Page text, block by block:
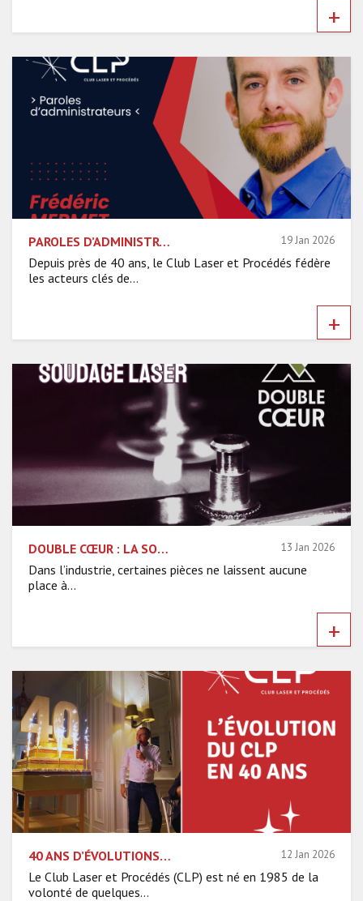
+
PAROLES D’ADMINISTRATEURS DU CLP – FRÉDÉRIC MERMET 19 Jan 2026
Depuis près de 40 ans, le Club Laser et Procédés fédère
les acteurs clés de...
+
DOUBLE CŒUR : LA SOUS-TRAITANCE INDUSTRIELLE EN SOUDAGE LASER ISSUE DE L’EXPERTISE D’IREPA LASER 13 Jan 2026
Dans l’industrie, certaines pièces ne laissent aucune
place à...
+
40 ANS D’ÉVOLUTIONS MAJEURES : COMMENT LE CLP S’EST TRANSFORMÉ AU FIL DES DÉCENNIES 12 Jan 2026
Le Club Laser et Procédés (CLP) est né en 1985 de la
volonté de quelques...